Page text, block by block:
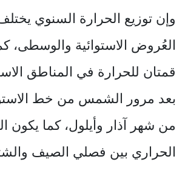
وإن توزيع الحرارة السنوي
العُروض الاستوائية والوسطى،
قمتان للحرارة في المناطق
بعد مرور الشمس من خط
من شهر آذار وأيلول، كما يكون
الحراري بين فصلي الصيف